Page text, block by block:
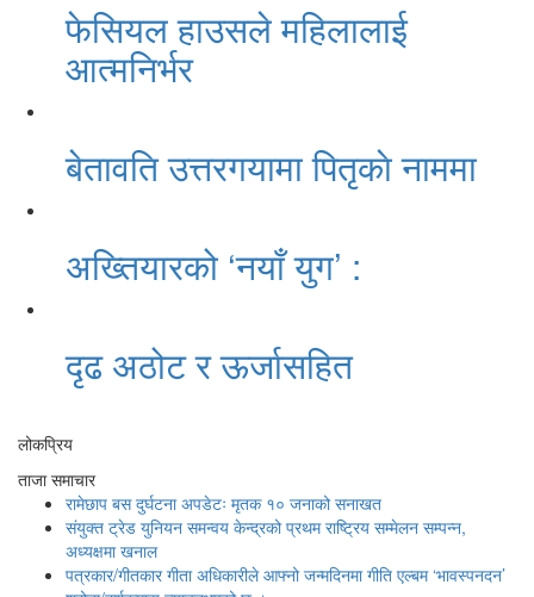
फेसियल हाउसले महिलालाई
आत्मनिर्भर
बेतावति उत्तरगयामा पितृकाे नाममा
अख्तियारको ‘नयाँ युग’ :
दृढ अठोट र ऊर्जासहित
लोकप्रिय
ताजा समाचार
रामेछाप बस दुर्घटना अपडेटः मृतक १० जनाको सनाखत
संयुक्त ट्रेड युनियन समन्वय केन्द्रको प्रथम राष्ट्रिय सम्मेलन सम्पन्न,
अध्यक्षमा खनाल
पत्रकार/गीतकार गीता अधिकारीले आफ्नो जन्मदिनमा गीति एल्बम ‘भावस्पनदन’